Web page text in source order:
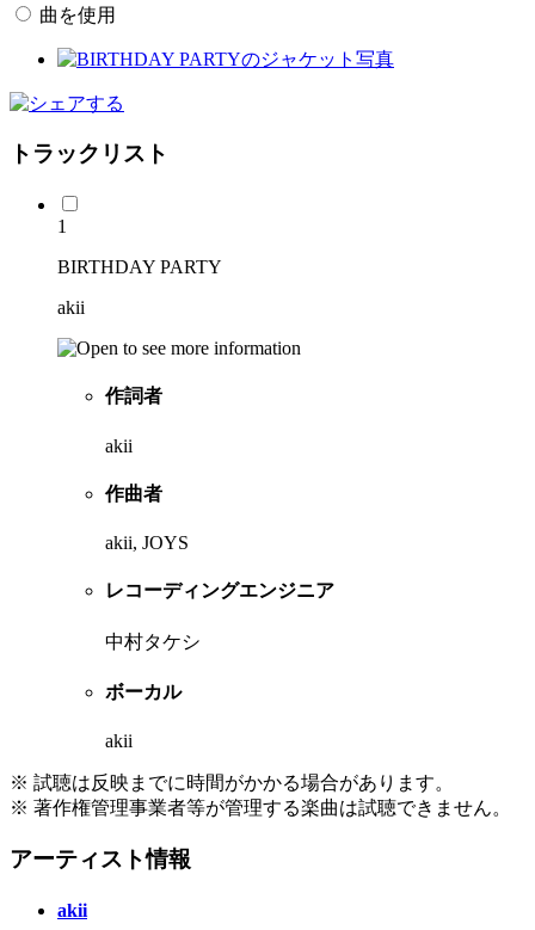
曲を使用
トラックリスト
1
BIRTHDAY PARTY
akii
作詞者
akii
作曲者
akii, JOYS
レコーディングエンジニア
中村タケシ
ボーカル
akii
※ 試聴は反映までに時間がかかる場合があります。
※ 著作権管理事業者等が管理する楽曲は試聴できません。
アーティスト情報
akii